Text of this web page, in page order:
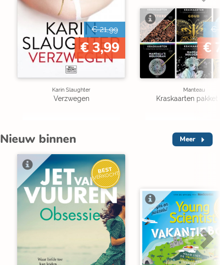
€ 21,99
€ 3,99
Karin Slaughter
Verzwegen
€
€
Manteau
Kraskaarten pakket
Nieuw binnen Meer
BEST
VERKOCHT